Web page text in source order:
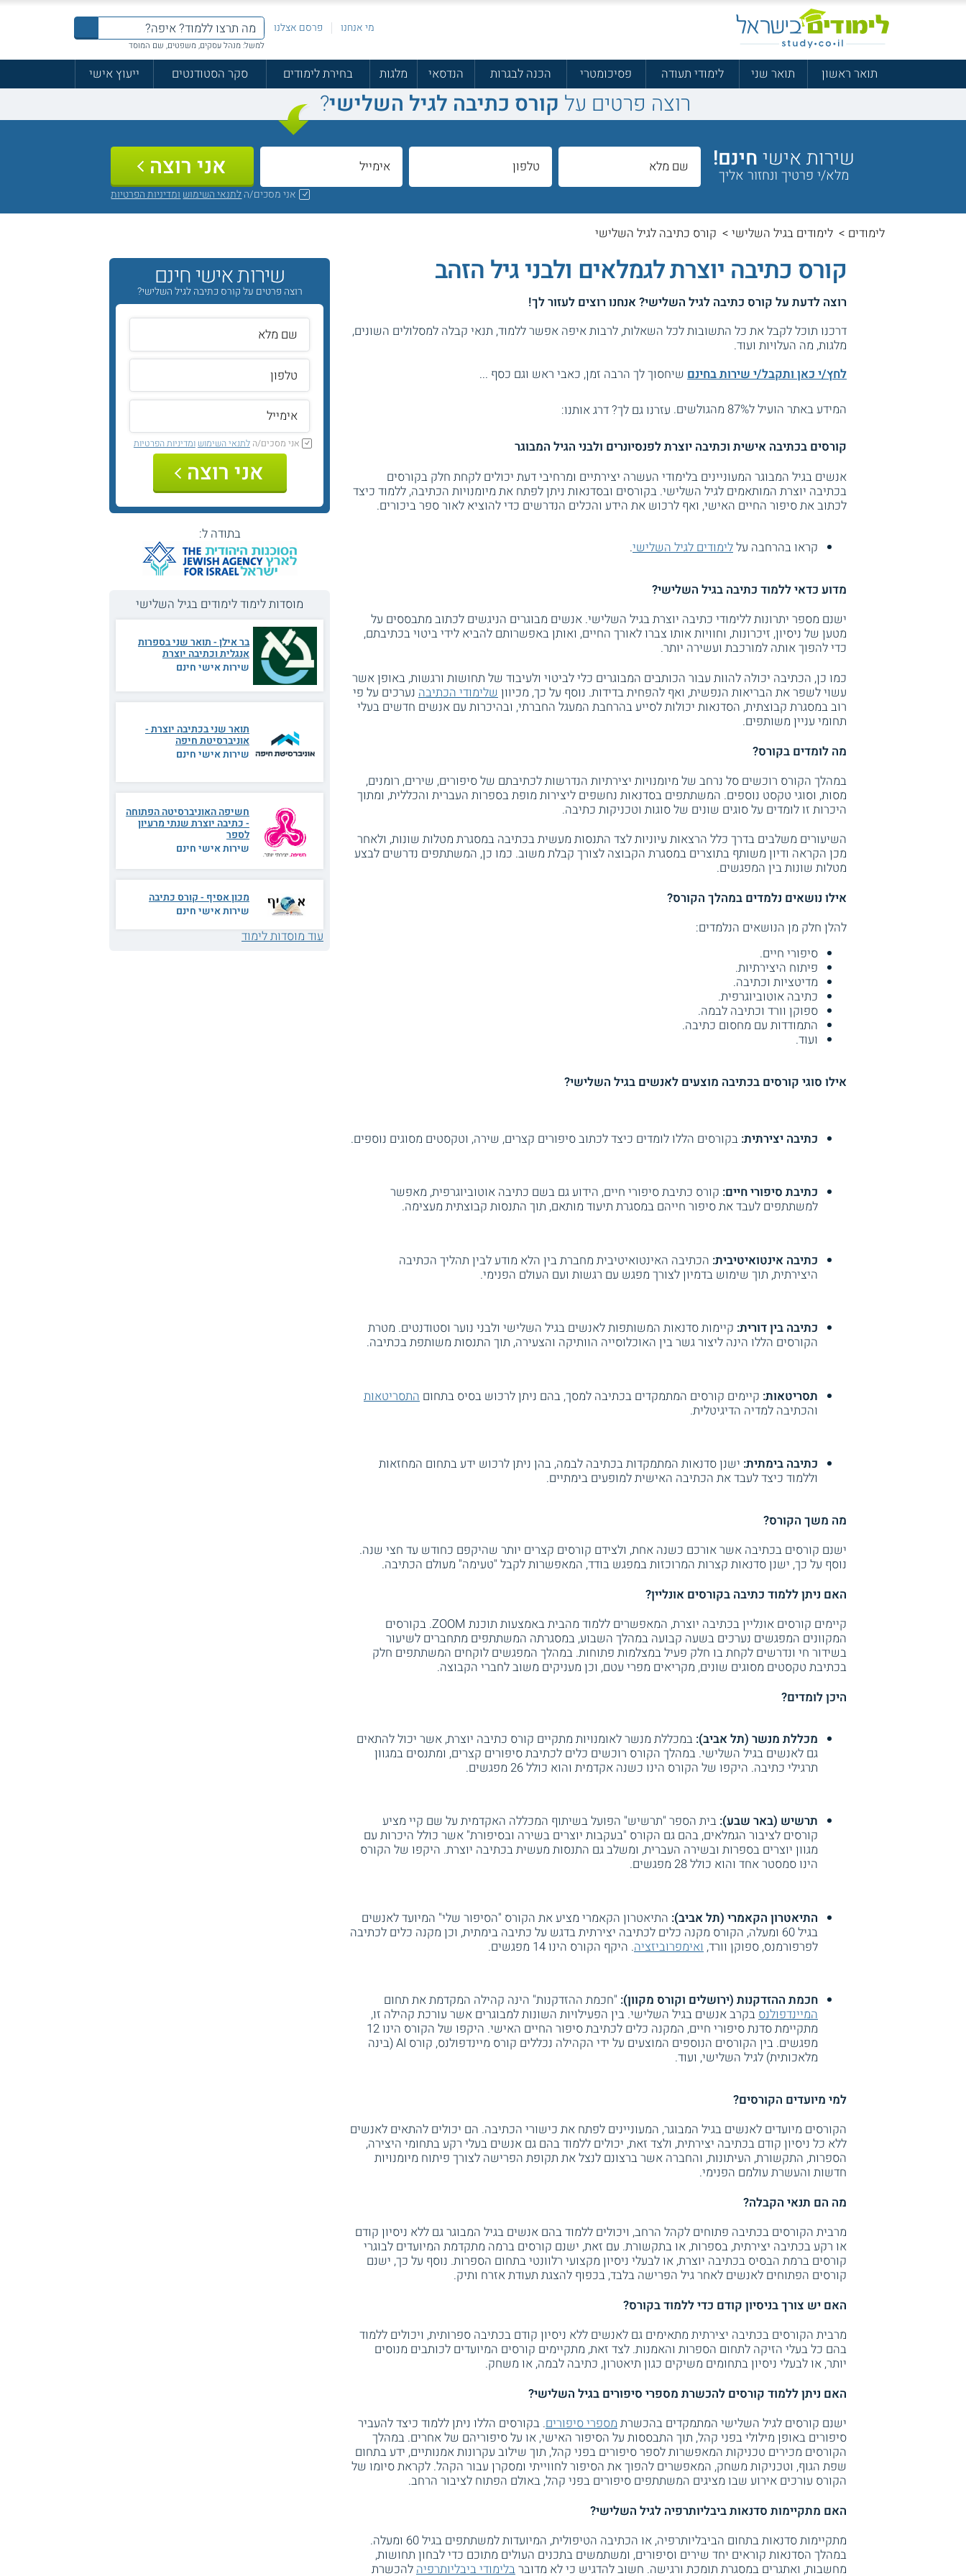
מי אנחנו פרסם אצלנו
למשל: מנהל עסקים, משפטים, שם המוסד
תואר ראשון תואר שני לימודי תעודה פסיכומטרי הכנה לבגרות הנדסאי מלגות בחירת לימודים סקר הסטודנטים ייעוץ אישי
רוצה פרטים על קורס כתיבה לגיל השלישי?
שירות אישיחינם!
מלא/י פרטיך ונחזור אליך
אני מסכים/הלתנאי השימושומדיניות הפרטיות
אני רוצה
לימודים > לימודים בגיל השלישי > קורס כתיבה לגיל השלישי
קורס כתיבה יוצרת לגמלאים ולבני גיל הזהב
רוצה לדעת על קורס כתיבה לגיל השלישי? אנחנו רוצים לעזור לך!
דרכנו תוכל לקבל את כל התשובות לכל השאלות, לרבות איפה אפשר ללמוד, תנאי קבלה למסלולים השונים,
מלגות, מה העלויות ועוד.
לחץ/י כאן ותקבל/י שירות בחינם שיחסוך לך הרבה זמן, כאבי ראש וגם כסף ...
המידע באתר הועיל ל87% מהגולשים.
עזרנו גם לך? דרג אותנו:
קורסים בכתיבה אישית וכתיבה יוצרת לפנסיונרים ולבני הגיל המבוגר
אנשים בגיל המבוגר המעוניינים בלימודי העשרה יצירתיים ומרחיבי דעת יכולים לקחת חלק בקורסים
בכתיבה יוצרת המותאמים לגיל השלישי. בקורסים ובסדנאות ניתן לפתח את מיומנויות הכתיבה, ללמוד כיצד
לכתוב את סיפור החיים האישי, ואף לרכוש את הידע והכלים הנדרשים כדי להוציא לאור ספר ביכורים.
קראו בהרחבה עללימודים לגיל השלישי.
מדוע כדאי ללמוד כתיבה בגיל השלישי?
ישנם מספר יתרונות ללימודי כתיבה יוצרת בגיל השלישי. אנשים מבוגרים הניגשים לכתוב מתבססים על
מטען של ניסיון, זיכרונות, וחוויות אותו צברו לאורך החיים, ואותן באפשרותם להביא לידי ביטוי בכתיבתם,
כדי להפוך אותה למורכבת ועשירה יותר.
כמו כן, הכתיבה יכולה להוות עבור הכותבים המבוגרים כלי לביטוי ולעיבוד של תחושות ורגשות, באופן אשר
עשוי לשפר את הבריאות הנפשית, ואף להפחית בדידות. נוסף על כך, מכיוון שלימודי הכתיבה נערכים על פי
רוב במסגרת קבוצתית, הסדנאות יכולות לסייע בהרחבת המעגל החברתי, ובהיכרות עם אנשים חדשים בעלי
תחומי עניין משותפים.
מה לומדים בקורס?
במהלך הקורס רוכשים סל נרחב של מיומנויות יצירתיות הנדרשות לכתיבתם של סיפורים, שירים, רומנים,
מסות, וסוגי טקסט נוספים. המשתתפים בסדנאות נחשפים ליצירות מופת בספרות העברית והכללית, ומתוך
היכרות זו לומדים על סוגים שונים של סוגות וטכניקות כתיבה.
השיעורים משלבים בדרך כלל הרצאות עיוניות לצד התנסות מעשית בכתיבה במסגרת מטלות שונות, ולאחר
מכן הקראה ודיון משותף בתוצרים במסגרת הקבוצה לצורך קבלת משוב. כמו כן, המשתתפים נדרשים לבצע
מטלות שונות בין המפגשים.
אילו נושאים נלמדים במהלך הקורס?
להלן חלק מן הנושאים הנלמדים:
סיפורי חיים.
פיתוח היצירתיות.
מדיטציות וכתיבה.
כתיבה אוטוביוגרפית.
ספוקן וורד וכתיבה לבמה.
התמודדות עם מחסום כתיבה.
ועוד.
אילו סוגי קורסים בכתיבה מוצעים לאנשים בגיל השלישי?
כתיבה יצירתית: בקורסים הללו לומדים כיצד לכתוב סיפורים קצרים, שירה, וטקסטים מסוגים נוספים.
כתיבת סיפורי חיים: קורס כתיבת סיפורי חיים, הידוע גם בשם כתיבה אוטוביוגרפית, מאפשר
למשתתפים לעבד את סיפור חייהם במסגרת תיעוד מותאם, תוך התנסות קבוצתית מעצימה.
כתיבה אינטואיטיבית: הכתיבה האינטואיטיבית מחברת בין הלא מודע לבין תהליך הכתיבה
היצירתית, תוך שימוש בדמיון לצורך מפגש עם רגשות ועם העולם הפנימי.
כתיבה בין דורית: קיימות סדנאות המשותפות לאנשים בגיל השלישי ולבני נוער וסטודנטים. מטרת
הקורסים הללו הינה ליצור גשר בין האוכלוסייה הוותיקה והצעירה, תוך התנסות משותפת בכתיבה.
תסריטאות: קיימים קורסים המתמקדים בכתיבה למסך, בהם ניתן לרכוש בסיס בתחום התסריטאות
והכתיבה למדיה הדיגיטלית.
כתיבה בימתית: ישנן סדנאות המתמקדות בכתיבה לבמה, בהן ניתן לרכוש ידע בתחום המחזאות
וללמוד כיצד לעבד את הכתיבה האישית למופעים בימתיים.
מה משך הקורס?
ישנם קורסים בכתיבה אשר אורכם כשנה אחת, ולצידם קורסים קצרים יותר שהיקפם כחודש עד חצי שנה.
נוסף על כך, ישנן סדנאות קצרות המרוכזות במפגש בודד, המאפשרות לקבל "טעימה" מעולם הכתיבה.
האם ניתן ללמוד כתיבה בקורסים אונליין?
קיימים קורסים אונליין בכתיבה יוצרת, המאפשרים ללמוד מהבית באמצעות תוכנת ZOOM. בקורסים
המקוונים המפגשים נערכים בשעה קבועה במהלך השבוע, במסגרתה המשתתפים מתחברים לשיעור
בשידור חי ונדרשים לקחת בו חלק פעיל במצלמות פתוחות. במהלך המפגשים לוקחים המשתתפים חלק
בכתיבת טקסטים מסוגים שונים, מקריאים מפרי עטם, וכן מעניקים משוב לחברי הקבוצה.
היכן לומדים?
מכללת מנשר (תל אביב): במכללת מנשר לאומנויות מתקיים קורס כתיבה יוצרת, אשר יכול להתאים
גם לאנשים בגיל השלישי. במהלך הקורס רוכשים כלים לכתיבת סיפורים קצרים, ומתנסים במגוון
תרגילי כתיבה. היקפו של הקורס הינו כשנה אקדמית והוא כולל 26 מפגשים.
תרשיש (באר שבע): בית הספר "תרשיש" הפועל בשיתוף המכללה האקדמית על שם קיי מציע
קורסים לציבור הגמלאים, בהם גם הקורס "בעקבות יוצרים בשירה ובסיפורת" אשר כולל היכרות עם
מגוון יוצרים בספרות ובשירה העברית, ומשלב גם התנסות מעשית בכתיבה יוצרת. היקפו של הקורס
הינו סמסטר אחד והוא כולל 28 מפגשים.
התיאטרון הקאמרי (תל אביב): התיאטרון הקאמרי מציע את הקורס "הסיפור שלי" המיועד לאנשים
בגיל 60 ומעלה, הקורס מקנה כלים לכתיבה יצירתית בדגש על כתיבה בימתית, וכן מקנה כלים לכתיבה
לפרפורמנס, ספוקן וורד, ואימפרוביזציה. היקף הקורס הינו 14 מפגשים.
חכמת ההזדקנות (ירושלים וקורס מקוון): "חכמת ההזדקנות" הינה קהילה המקדמת את תחום
המיינדפולנסבקרב אנשים בגיל השלישי. בין הפעילויות השונות למבוגרים אשר עורכת קהילה זו,
מתקיימת סדנת סיפורי חיים, המקנה כלים לכתיבת סיפור החיים האישי. היקפו של הקורס הינו 12
מפגשים. בין הקורסים הנוספים המוצעים על ידי הקהילה נכללים קורס מיינדפולנס, קורס AI (בינה
מלאכותית) לגיל השלישי, ועוד.
למי מיועדים הקורסים?
הקורסים מיועדים לאנשים בגיל המבוגר, המעוניינים לפתח את כישורי הכתיבה. הם יכולים להתאים לאנשים
ללא כל ניסיון קודם בכתיבה יצירתית, ולצד זאת, יכולים ללמוד בהם גם אנשים בעלי רקע בתחומי היצירה,
הספרות, התקשורת, העיתונות, והחברה אשר ברצונם לנצל את תקופת הפרישה לצורך פיתוח מיומנויות
חדשות והעשרת עולמם הפנימי.
מה הם תנאי הקבלה?
מרבית הקורסים בכתיבה פתוחים לקהל הרחב, ויכולים ללמוד בהם אנשים בגיל המבוגר גם ללא ניסיון קודם
או רקע בכתיבה יצירתית, בספרות, או בתקשורת. עם זאת, ישנם קורסים ברמה מתקדמת המיועדים לבוגרי
קורסים ברמת הבסיס בכתיבה יוצרת, או לבעלי ניסיון מקצועי רלוונטי בתחום הספרות. נוסף על כך, ישנם
קורסים הפתוחים לאנשים לאחר גיל הפרישה בלבד, בכפוף להצגת תעודת אזרח ותיק.
האם יש צורך בניסיון קודם כדי ללמוד בקורס?
מרבית הקורסים בכתיבה יצירתית מתאימים גם לאנשים ללא ניסיון קודם בכתיבה ספרותית, ויכולים ללמוד
בהם כל בעלי הזיקה לתחום הספרות והאמנות. לצד זאת, מתקיימים קורסים המיועדים לכותבים מנוסים
יותר, או לבעלי ניסיון בתחומים משיקים כגון תיאטרון, כתיבה לבמה, או משחק.
האם ניתן ללמוד קורסים להכשרת מספרי סיפורים בגיל השלישי?
ישנם קורסים לגיל השלישי המתמקדים בהכשרתמספרי סיפורים. בקורסים הללו ניתן ללמוד כיצד להעביר
סיפורים באופן מילולי בפני קהל, תוך התבססות על הסיפור האישי, או על סיפוריהם של אחרים. במהלך
הקורסים מכירים טכניקות המאפשרות לספר סיפורים בפני קהל, תוך שילוב עקרונות אמנותיים, ידע בתחום
שפת הגוף, וטכניקות משחק, המאפשרים להפוך את הסיפור לחווייתי ומסקרן עבור הקהל. לקראת סיומו של
הקורס עורכים אירוע שבו מציגים המשתתפים סיפורים בפני קהל, באולם הפתוח לציבור הרחב.
האם מתקיימות סדנאות ביבליותרפיה לגיל השלישי?
מתקיימות סדנאות בתחום הביבליותרפיה, או הכתיבה הטיפולית, המיועדות למשתתפים בגיל 60 ומעלה.
במהלך הסדנאות קוראים יחד שירים וסיפורים, ומשתמשים בתכנים העולים מתוכם כדי לבחון תחושות,
מחשבות, ואתגרים במסגרת תומכת ורגישה. חשוב להדגיש כי לא מדוברבלימודי ביבליותרפיהלהכשרת
שירות אישי חינם
רוצה פרטים על קורס כתיבה לגיל השלישי?
אני מסכים/הלתנאי השימוש ומדיניות הפרטיות
אני רוצה
בתודה ל:
מוסדות לימוד לימודים בגיל השלישי
בר אילן - תואר שני בספרות
אנגלית וכתיבה יוצרת
שירות אישי חינם
תואר שני בכתיבה יוצרת -
אוניברסיטת חיפה
שירות אישי חינם
חשיפה האוניברסיטה הפתוחה
- כתיבה יוצרת שנתי מרעיון
לספר
שירות אישי חינם
מכון אסיף - קורס כתיבה
שירות אישי חינם
עוד מוסדות לימוד